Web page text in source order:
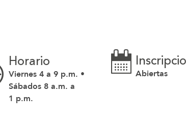
Horario
Viernes 4 a 9 p.m. •
Sábados 8 a.m. a
1 p.m.
Abiertas